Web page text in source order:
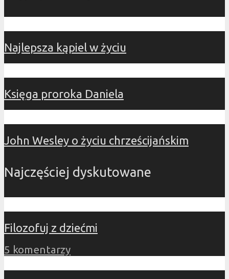
Najlepsza kąpiel w życiu
Księga proroka Daniela
John Wesley o życiu chrześcijańskim
Najczęściej dyskutowane
Filozofuj z dziećmi
5 komentarzy